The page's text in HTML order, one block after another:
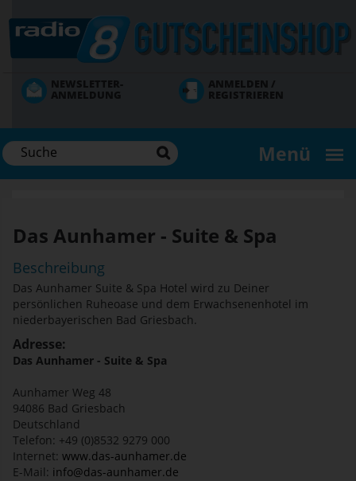
zum
Inhalt
NEWSLETTER-
ANMELDUNG
ANMELDEN /
REGISTRIEREN
Menü
Das Aunhamer - Suite & Spa
Beschreibung
Das Aunhamer Suite & Spa Hotel wird zu Deiner
persönlichen Ruheoase und dem Erwachsenenhotel im
niederbayerischen Bad Griesbach.
Adresse:
Das Aunhamer - Suite & Spa
Aunhamer Weg 48
94086 Bad Griesbach
Deutschland
Telefon: +49 (0)8532 9279 000
Internet: www.das-aunhamer.de
E-Mail: info@das-aunhamer.de